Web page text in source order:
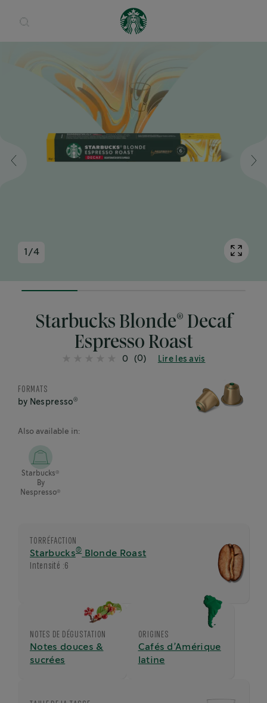
1 /4
25%
Starbucks Blonde® Decaf
Espresso Roast
0 (0) Lire les avis
FORMATS
by Nespresso®
Also available in:
Starbucks®
By
Nespresso®
TORRÉFACTION
Starbucks®Blonde Roast
Intensité :6
NOTES DE DÉGUSTATION
Notes douces &
sucrées
ORIGINES
Cafés d’Amérique
latine